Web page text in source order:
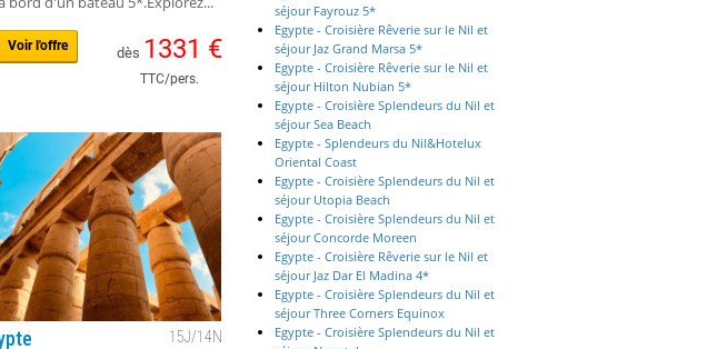
dès 1331 €
TTC/pers.
Voir l'offre
15J/14N
séjour Fayrouz 5*
Egypte - Croisière Rêverie sur le Nil et
séjour Jaz Grand Marsa 5*
Egypte - Croisière Rêverie sur le Nil et
séjour Hilton Nubian 5*
Egypte - Croisière Splendeurs du Nil et
séjour Sea Beach
Egypte - Splendeurs du Nil&Hotelux
Oriental Coast
Egypte - Croisière Splendeurs du Nil et
séjour Utopia Beach
Egypte - Croisière Splendeurs du Nil et
séjour Concorde Moreen
Egypte - Croisière Rêverie sur le Nil et
séjour Jaz Dar El Madina 4*
Egypte - Croisière Splendeurs du Nil et
séjour Three Corners Equinox
Egypte - Croisière Splendeurs du Nil et